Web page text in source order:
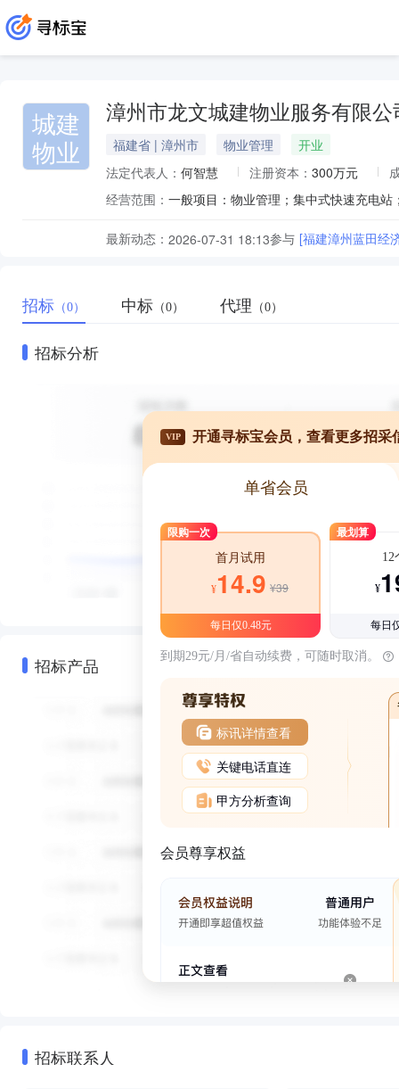
城建
物业
漳州市龙文城建物业服务有限公
福建省 | 漳州市 物业管理
开业
法定代表人： 何智慧 注册资本： 300万元
经营范围：
最新动态： 2026-07-31 18:13参与 [福建漳州蓝田经
招标 （0） 中标 （0） 代理 （0）
招标分析
招标产品
VIP 开通寻标宝会员，查看更多招采
单省会员
限购一次
首月试用
¥14.9 ¥39
每日仅0.48元
最划算
12
¥
每日
到期29元/月/省自动续费，可随时取消。
标讯详情查看
关键电话直连
甲方分析查询
会员尊享权益
招标联系人